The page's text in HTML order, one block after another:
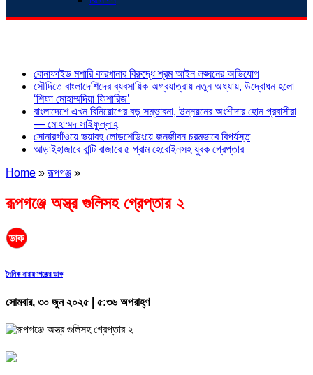
বোনাফাইড মশারি কারখানার বিরুদ্ধে শ্রম আইন লঙ্ঘনের অভিযোগ
সৌদিতে বাংলাদেশিদের ব্যবসায়িক অগ্রযাত্রায় নতুন অধ্যায়, উদ্বোধন হলো
‘শিফা মোহাম্মদিয়া ফিশারিজ’
বাংলাদেশে এখন বিনিয়োগের বড় সম্ভাবনা, উন্নয়নের অংশীদার হোন প্রবাসীরা
— মোহাম্মদ সাইফুল্লাহ্
সোনারগাঁওয়ে ভয়াবহ লোডশেডিংয়ে জনজীবন চরমভাবে বিপর্যস্ত
আড়াইহাজারে বান্টি বাজারে ৫ গ্রাম হেরোইনসহ যুবক গ্রেপ্তার
Home »রূপগঞ্জ »
রূপগঞ্জে অস্ত্র গুলিসহ গ্রেপ্তার ২
দৈনিক নারায়ণগঞ্জের ডাক
সোমবার, ৩০ জুন ২০২৫ | ৫:৩৬ অপরাহ্ণ